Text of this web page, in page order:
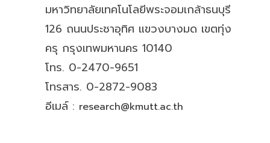
มหาวิทยาลัยเทคโนโลยีพระจอมเกล้าธนบุรี
126 ถนนประชาอุทิศ แขวงบางมด เขตทุ่ง
ครุ กรุงเทพมหานคร 10140
โทร. 0-2470-9651
โทรสาร. 0-2872-9083
อีเมล์ : research@kmutt.ac.th